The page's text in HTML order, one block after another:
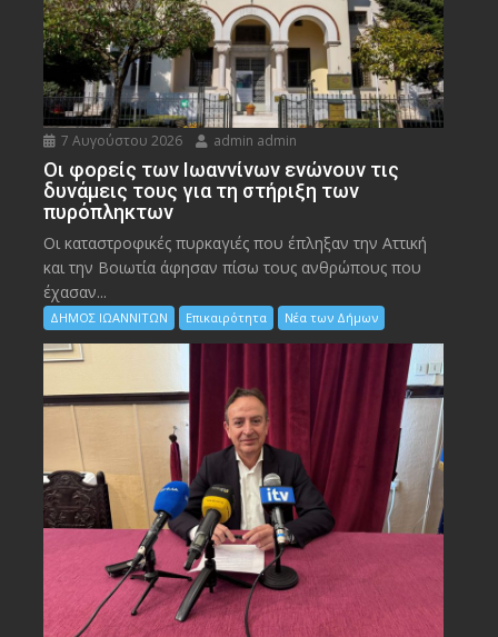
7 Αυγούστου 2026 admin admin
Οι φορείς των Ιωαννίνων ενώνουν τις
δυνάμεις τους για τη στήριξη των
πυρόπληκτων
Οι καταστροφικές πυρκαγιές που έπληξαν την Αττική
και την Bοιωτία άφησαν πίσω τους ανθρώπους που
έχασαν...
ΔΗΜΟΣ ΙΩΑΝΝΙΤΩΝ Επικαιρότητα Νέα των Δήμων